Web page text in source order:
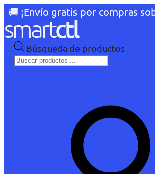
🚚 ¡Envío gratis por compras
Búsqueda de productos